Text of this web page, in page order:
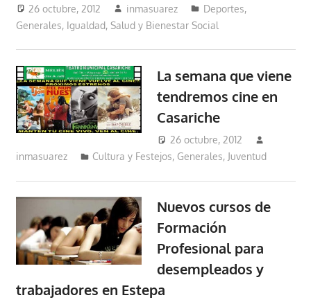
26 octubre, 2012 inmasuarez Deportes,
Generales, Igualdad, Salud y Bienestar Social
La semana que viene
tendremos cine en
Casariche
26 octubre, 2012
inmasuarez
Cultura y Festejos, Generales, Juventud
Nuevos cursos de
Formación
Profesional para
desempleados y
trabajadores en Estepa